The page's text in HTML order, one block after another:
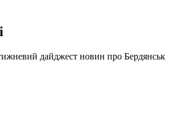
дайджест новин про Бердянськ